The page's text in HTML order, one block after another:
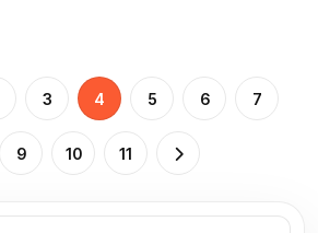
3 4 5 6 7
9 10 11